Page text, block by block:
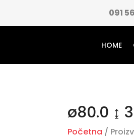
091
HOME
ø80.0 ↨
Početna /